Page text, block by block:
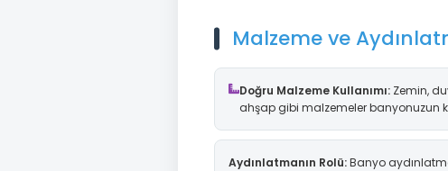
Malzeme ve
Doğru Malzeme Kullanımı: Zemin,
ahşap gibi malzemeler banyonuzun
Aydınlatmanın Rolü:Banyo